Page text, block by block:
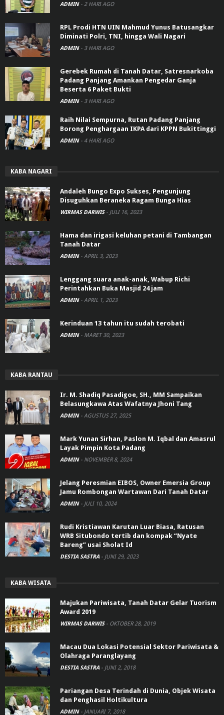
ADMIN - 2 HARI AGO
RPL Prodi HTN UIN Mahmud Yunus Batusangkar
Diminati Polri, TNI, hingga Wali Nagari
ADMIN - 3 HARI AGO
Gerebek Rumah di Tanah Datar, Satresnarkoba
Padang Panjang Amankan Pengedar Ganja
Beserta 6 Paket Bukti
ADMIN - 3 HARI AGO
Raih Nilai Sempurna, Rutan Padang Panjang
Borong Penghargaan IKPA dari KPPN Bukittinggi
ADMIN - 4 HARI AGO
KABA NAGARI
Andaleh Bungo Expo Sukses, Pengunjung
Disuguhkan Beraneka Ragam Bunga Hias
WIRMAS DARWIS - JULI 16, 2023
Hama dan irigasi keluhan petani di Tambangan
Tanah Datar
ADMIN - APRIL 3, 2023
Lenggang suara anak-anak, Wabup Richi
Perintahkan Buka Masjid 24 jam
ADMIN - APRIL 1, 2023
Kerinduan 13 tahun itu sudah terobati
ADMIN - MARET 30, 2023
KABA RANTAU
Ir. M. Shadiq Pasadigoe, SH., MM Sampaikan
Belasungkawa Atas Wafatnya Jhoni Tang
ADMIN - AGUSTUS 27, 2025
Mark Yunan Sirhan, Paslon M. Iqbal dan Amasrul
Layak Pimpin Kota Padang
ADMIN - NOVEMBER 8, 2024
Jelang Peresmian EIBOS, Owner Emersia Group
Jamu Rombongan Wartawan Dari Tanah Datar
ADMIN - JULI 10, 2024
Rudi Kristiawan Karutan Luar Biasa, Ratusan
WRB Situbondo tertib dan kompak “Nyate
Bareng” usai Sholat Id
DESTIA SASTRA - JUNI 29, 2023
KABA WISATA
Majukan Pariwisata, Tanah Datar Gelar Tuorism
Award 2019
WIRMAS DARWIS - OKTOBER 28, 2019
Macau Dua Lokasi Potensial Sektor Pariwisata &
Olahraga Paranglayang
DESTIA SASTRA - JUNI 2, 2018
Pariangan Desa Terindah di Dunia, Objek Wisata
dan Penghasil Holtikultura
ADMIN - JANUARI 7, 2018